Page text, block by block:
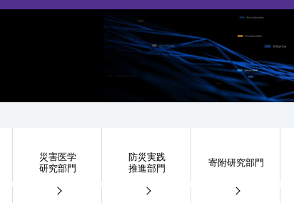
災害医学
研究部門
防災実践
推進部門
寄附研究部門